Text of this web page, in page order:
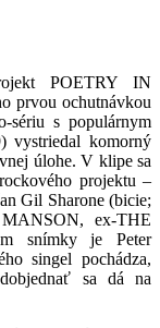
POETRY IN
prvou ochutnávkou
s populárnym
vystriedal komorný
úlohe. V klipe sa
projektu –
Gil Sharone (bicie;
ex-THE
snímky je Peter
singel pochádza,
sa dá na